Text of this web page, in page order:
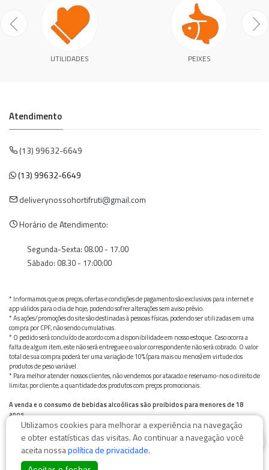
UTILIDADES PEIXES
Atendimento
(13) 99632-6649
(13) 99632-6649
deliverynossohortifruti@gmail.com
Horário de Atendimento:
Segunda-Sexta: 08.00 - 17.00
Sábado: 08.30 - 17:00:00
* Informamos que os preços, ofertas e condições de pagamento são exclusivos para internet e
app válidos para o dia de hoje, podendo sofrer alterações sem aviso prévio.
* As ações/promoções do site são destinadas à pessoas físicas, podendo ser utilizadas em uma
compra por CPF, não sendo cumulativas.
* O pedido será concluído de acordo com a disponibilidade em nosso estoque. Caso ocorra a
falta de algum item, este não será entregue e o valor correspondente não será cobrado. O valor
total de sua compra poderá ter uma variação de 10% (para mais ou menos) em virtude dos
produtos de peso variável.
* Para melhor atender nossos clientes, não vendemos por atacado e reservamo-nos o direito de
limitar, por cliente, a quantidade dos produtos com preços promocionais.
A venda e o consumo de bebidas alcoólicas são proibidos para menores de 18
anos.
Bebida alcoólica pode causar dependência química e, em excesso, provoca graves males à saúde.
Beba com moderação
Utilizamos cookies para melhorar a experiência na navegação
e obter estatísticas das visitas. Ao continuar a navegação você
aceita nossapolítica de privacidade.